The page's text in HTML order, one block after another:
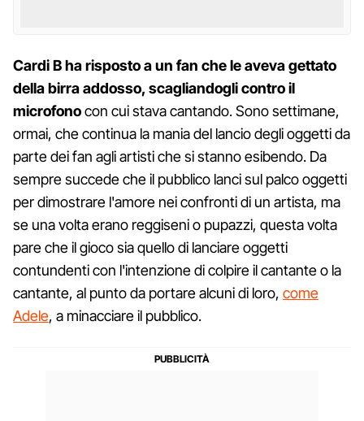
Cardi B ha risposto a un fan che le aveva gettato
della birra addosso, scagliandogli contro il
microfonocon cui stava cantando. Sono settimane,
ormai, che continua la mania del lancio degli oggetti da
parte dei fan agli artisti che si stanno esibendo. Da
sempre succede che il pubblico lanci sul palco oggetti
per dimostrare l'amore nei confronti di un artista, ma
se una volta erano reggiseni o pupazzi, questa volta
pare che il gioco sia quello di lanciare oggetti
contundenti con l'intenzione di colpire il cantante o la
cantante, al punto da portare alcuni di loro, come
Adele, a minacciare il pubblico.